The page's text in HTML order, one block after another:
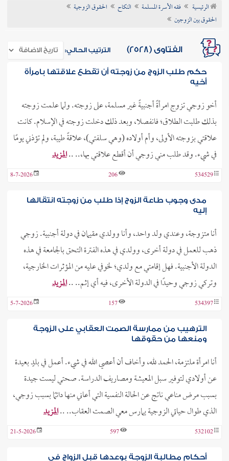
الفتوى
الرئيسية فقه الأسرة المسلمة النكاح
الحقوق الزوجية
الحقوق بين الزوجين
الفتاوى (2528) الترتيب الحالي:
حكم طلب الزوج من زوجته أن تقطع علاقتها بامرأة
أخيه
أخو زوجي تزوج امرأةً أجنبيةً غير مسلمة، على زوجته. ولما علمت زوجته
بذلك طلبت الطلاق؛ فانفصلا، وبعد ذلك دخلت زوجته في الإسلام. كانت
علاقتي بزوجته الأولى، وأم أولاده (وهي سلفتي)، علاقةً طيبة، ولم تؤذني يومًا
في شيء. وقد طلب مني زوجي أن أقطع علاقتي بها،.. ..المزيد
534529
206
8-7-2026
مدى وجوب طاعة الزوج إذا طلب من زوجته انتقالها
إليه
أنا متزوجة، وعندي ولد واحد، وأنا وولدي مقيمان في دولة أجنبية. زوجي
ذهب للعمل في دولة أخرى، وولدي في هذه الفترة التحق بالجامعة في هذه
الدولة الأجنبية. فهل إقامتي مع ولدي؛ لخوفي عليه من المؤثرات الخارجية،
وتركي زوجي وحيدًا في الدولة الأخرى، فيه أي إثم.. ..المزيد
534397
157
5-7-2026
الترهيب من ممارسة الصمت العقابي على الزوجة
ومنعها من حقوقها
أنا امرأة ملتزمة، الحمد لله، وأخاف أن أعصي الله في شيء. أعمل في بلدٍ بعيدة
عن أولادي لتوفير سبل المعيشة ومصاريف الدراسة. صحتي ليست جيدة
بسبب مرض مناعي ناتج عن الحالة النفسية التي أعاني منها دائمًا بسبب زوجي،
الذي طوال حياتي الزوجية يمارس معي الصمت العقاب.. ..المزيد
532102
597
21-5-2026
أحكام مطالبة الزوجة بوعدها قبل الزواج في